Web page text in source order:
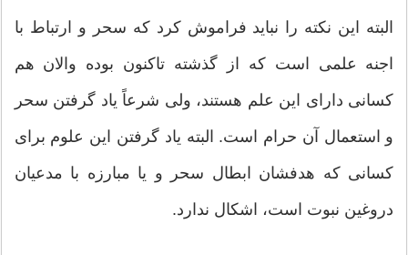
البته این نکته را نباید فراموش کرد که سحر و ارتباط با
اجنه علمی است که از گذشته تاکنون بوده والان هم
کسانی دارای این علم هستند، ولی شرعاً یاد گرفتن سحر
و استعمال آن حرام است. البته یاد گرفتن این علوم برای
کسانی که هدفشان ابطال سحر و یا مبارزه با مدعیان
دروغین نبوت است، اشکال ندارد.